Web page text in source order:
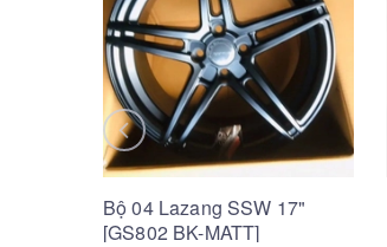
Bộ 04 Lazang SSW 17"
[GS802 BK-MATT]